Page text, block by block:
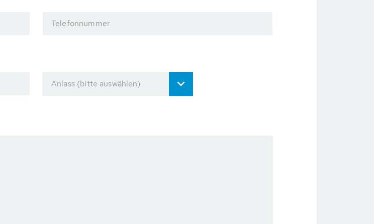
Telefonnummer
Anlass (bitte auswählen)